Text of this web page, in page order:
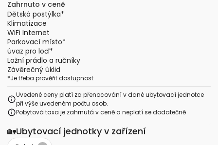
Zahrnuto v ceně
Dětská postýlka*
Klimatizace
WiFi Internet
Parkovací místo*
úvaz pro loď*
Ložní prádlo a ručníky
Závěrečný úklid
*Je třeba prověřit dostupnost
Uvedené ceny platí za přenocování v dané ubytovací jednotce
při výše uvedeném počtu osob.
Pobytová taxa je zahrnutá v ceně a neplatí se dodatečně
🏡Ubytovací jednotky v zařízení